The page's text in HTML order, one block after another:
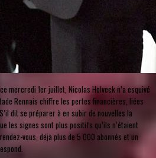
mercredi 1er juillet, Nicolas Holveck n’a esquivé
Rennais chiffre les pertes financières, liées
dit se préparer à en subir de nouvelles la
les signes sont plus positifs qu’ils n’étaient
vous, déjà plus de 5 000 abonnés et un